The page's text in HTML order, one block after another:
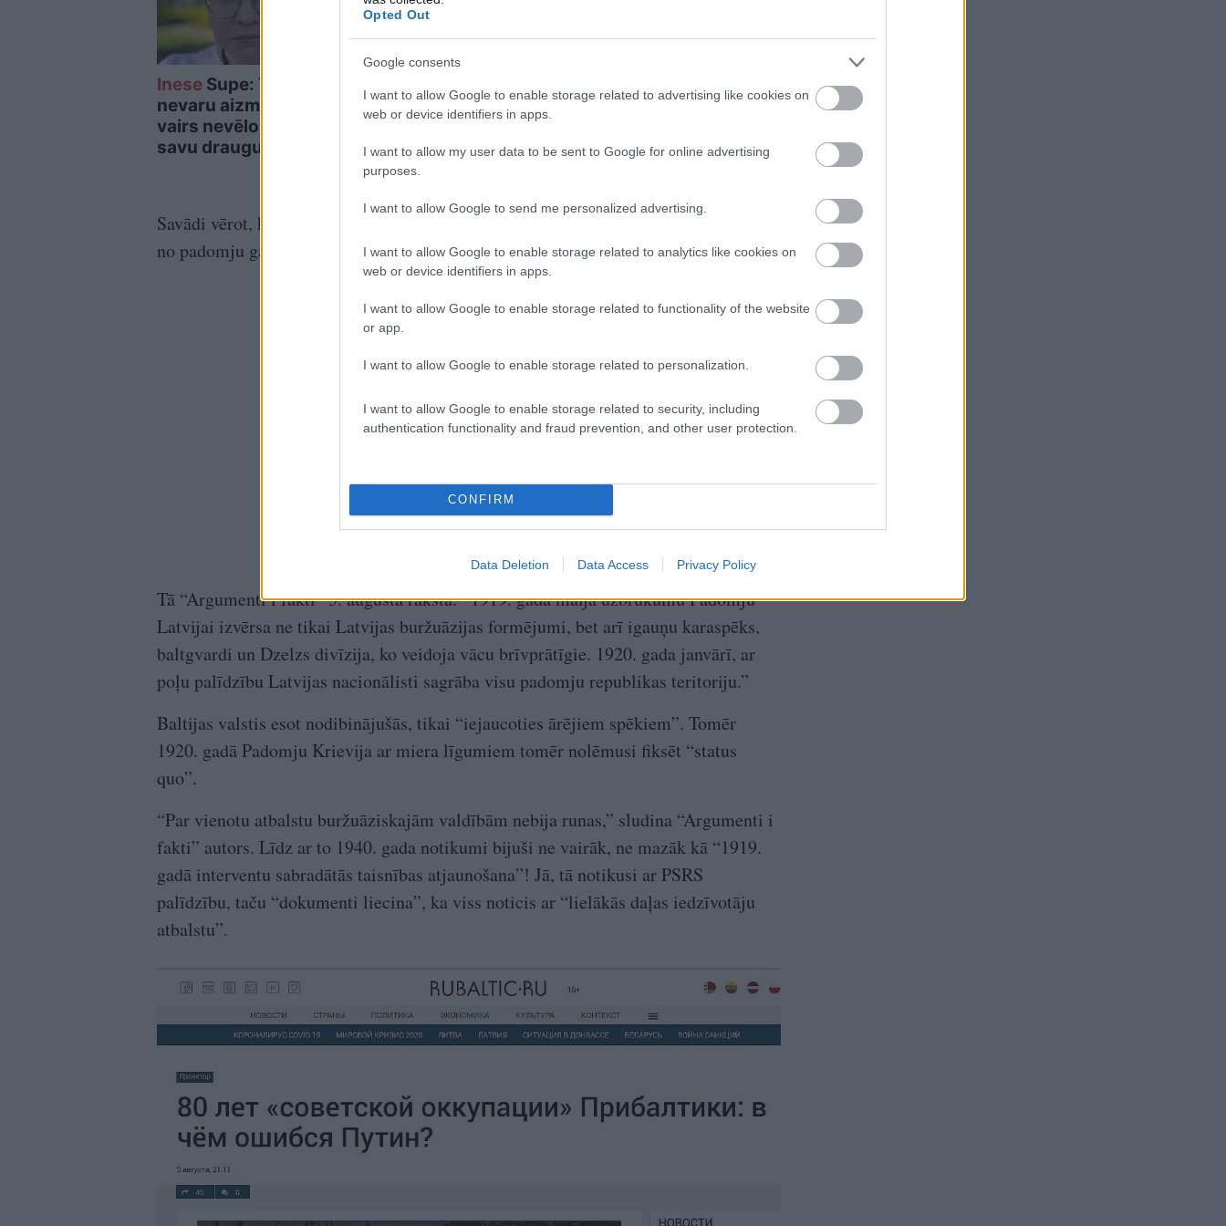
Opted Out
Google consents
I want to allow Google to enable storage related to advertising like cookies on
web or device identifiers in apps.
I want to allow my user data to be sent to Google for online advertising
purposes.
I want to allow Google to send me personalized advertising.
I want to allow Google to enable storage related to analytics like cookies on
web or device identifiers in apps.
I want to allow Google to enable storage related to functionality of the website
or app.
I want to allow Google to enable storage related to personalization.
I want to allow Google to enable storage related to security, including
authentication functionality and fraud prevention, and other user protection.
CONFIRM
Data Deletion Data Access Privacy Policy
Inese Supe: To skatu es
nevaru aizmirst… Es
vairs nevēlos apmeklēt
savu draugu bēres
aizsardzība izturējusi
milzīgu dronu vilni –
analītiķi izdara
secinājumus
daudzums munīcijas!”
cietumu tiem, kuri
Savādi vērot, kā vēsturiskajiem notikumiem veltītajos rakstos aizvien biežāk gadās
no padomju gadiem aizgūtie formulējumi un izteiksmes formas.
Tā “Argumenti i fakti” 3. augustā raksta: “1919. gada maijā uzbrukumu Padomju
Latvijai izvērsa ne tikai Latvijas buržuāzijas formējumi, bet arī igauņu karaspēks,
baltgvardi un Dzelzs divīzija, ko veidoja vācu brīvprātīgie. 1920. gada janvārī, ar
poļu palīdzību Latvijas nacionālisti sagrāba visu padomju republikas teritoriju.”
Baltijas valstis esot nodibinājušās, tikai “iejaucoties ārējiem spēkiem”. Tomēr
1920. gadā Padomju Krievija ar miera līgumiem tomēr nolēmusi fiksēt “status
quo”.
“Par vienotu atbalstu buržuāziskajām valdībām nebija runas,” sludina “Argumenti i
fakti” autors. Līdz ar to 1940. gada notikumi bijuši ne vairāk, ne mazāk kā “1919.
gadā interventu sabradātās taisnības atjaunošana”! Jā, tā notikusi ar PSRS
palīdzību, taču “dokumenti liecina”, ka viss noticis ar “lielākās daļas iedzīvotāju
atbalstu”.